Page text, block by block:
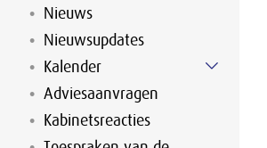
Nieuws
Nieuwsupdates
Kalender
Adviesaanvragen
Kabinetsreacties